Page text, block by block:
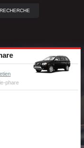
RECHERCHE
phare